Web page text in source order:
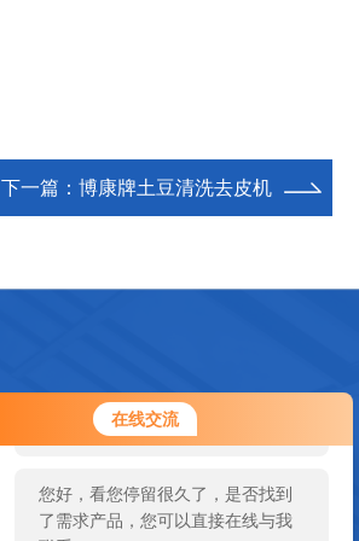
在线交流
您好！欢迎前来咨询，很高兴为您
服务，请问您要咨询什么问题呢？
您好，看您停留很久了，是否找到
了需求产品，您可以直接在线与我
下一篇： 博康牌土豆清洗去皮机
扫一扫关注我们